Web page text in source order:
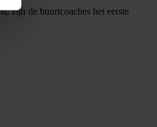
zijn de buurtcoaches het eerste